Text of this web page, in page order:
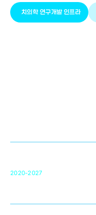
치의학 연구개발 인프라
2020-2027